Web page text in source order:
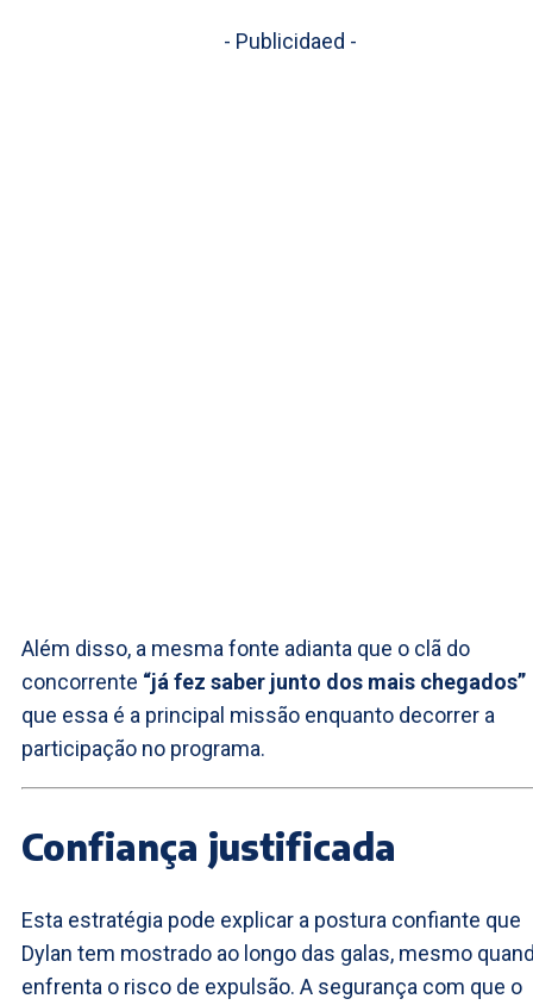
- Publicidaed -
Além disso, a mesma fonte adianta que o clã do
concorrente “já fez saber junto dos mais chegados”
que essa é a principal missão enquanto decorrer a
participação no programa.
Confiança justificada
Esta estratégia pode explicar a postura confiante que
Dylan tem mostrado ao longo das galas, mesmo
enfrenta o risco de expulsão. A segurança com que o